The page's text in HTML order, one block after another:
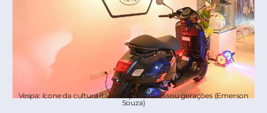
Vespa: ícone da cultura italiana que atravessou gerações (Emerson
Souza)